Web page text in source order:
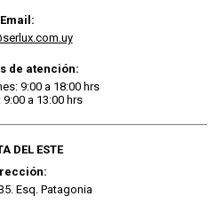
Email:
de atención:
9:00 a 18:00 hrs
a 13:00 hrs
DEL ESTE
Esq. Patagonia